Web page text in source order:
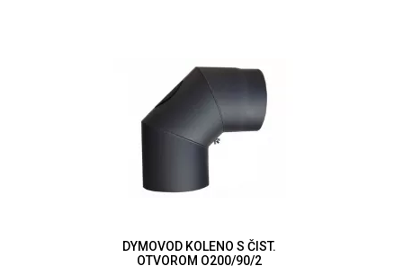
DYMOVOD KOLENO S ČIST.
OTVOROM O200/90/2